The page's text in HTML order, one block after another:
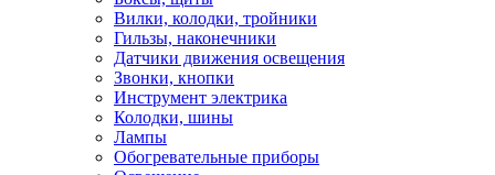
Вилки, колодки, тройники
Гильзы, наконечники
Датчики движения освещения
Звонки, кнопки
Инструмент электрика
Колодки, шины
Лампы
Обогревательные приборы